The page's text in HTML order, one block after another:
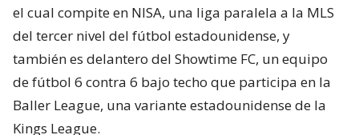
el cual compite en NISA, una liga paralela a la MLS
del tercer nivel del fútbol estadounidense, y
también es delantero del Showtime FC, un equipo
de fútbol 6 contra 6 bajo techo que participa en la
Baller League, una variante estadounidense de la
Kings League.